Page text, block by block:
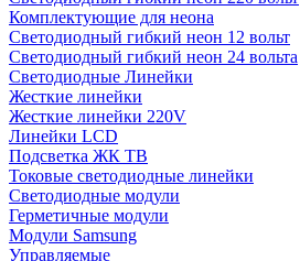
Комплектующие для неона
Светодиодный гибкий неон 12 вольт
Светодиодный гибкий неон 24 вольта
Светодиодные Линейки
Жесткие линейки
Жесткие линейки 220V
Линейки LCD
Подсветка ЖК ТВ
Токовые светодиодные линейки
Светодиодные модули
Герметичные модули
Модули Samsung
Управляемые